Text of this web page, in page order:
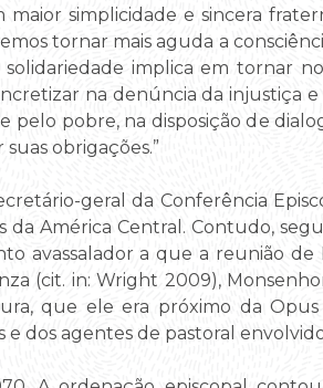
maior simplicidade e sincera
tornar mais aguda a
solidariedade implica em tornar
na denúncia da injustiça
pobre, na disposição de
obrigações.”
geral da Conferência
da América Central. Contudo,
avassalador a que a reunião
(cit. in: Wright 2009),
que ele era próximo da
dos agentes de pastoral